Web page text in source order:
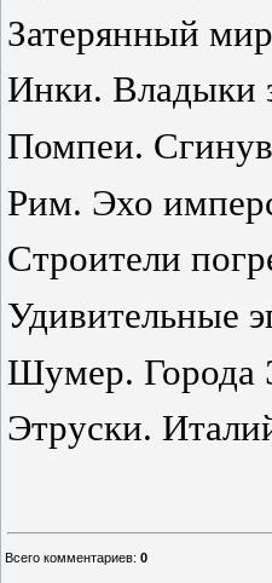
Затерянный
Инки. Владыки
Помпеи.
Рим. Эхо
Строители
Удивительные
Шумер. Города
Этруски.
Всего комментариев: 0